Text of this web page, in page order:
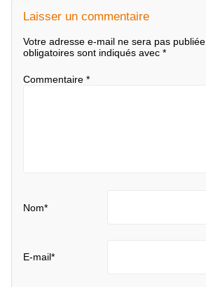
Laisser un commentaire
Votre adresse e-mail ne sera pas publiée.
obligatoires sont indiqués avec *
Commentaire *
Nom*
E-mail*